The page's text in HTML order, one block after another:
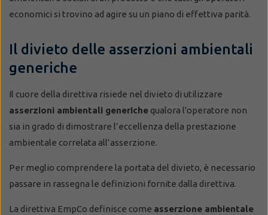
economici si trovino ad agire su un piano di effettiva parità.
Il divieto delle asserzioni ambientali
generiche
Il cuore della direttiva risiede nel divieto di utilizzare
asserzioni ambientali generiche qualora l'operatore non
sia in grado di dimostrare l’eccellenza della prestazione
ambientale correlata all’asserzione.
Per meglio comprendere la portata del divieto, è necessario
passare in rassegna le definizioni fornite dalla direttiva.
La direttiva EmpCo definisce come asserzione ambientale